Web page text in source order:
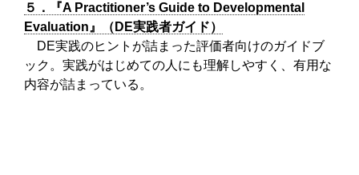
５．『A Practitioner’s Guide to Developmental
Evaluation』（DE実践者ガイド）
DE実践のヒントが詰まった評価者向けのガイドブ
ック。実践がはじめての人にも理解しやすく、有用な
内容が詰まっている。